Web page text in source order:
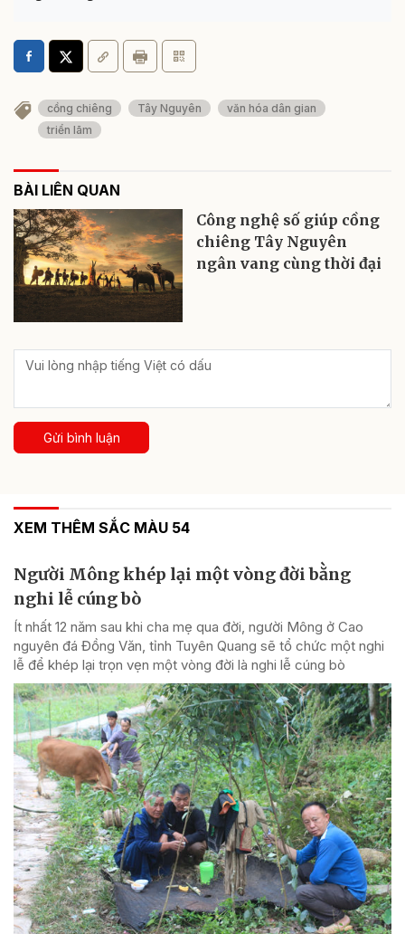
cồng chiêng Tây Nguyên
văn hóa dân gian
triển lãm
BÀI LIÊN QUAN
Công nghệ số giúp cồng
chiêng Tây Nguyên
ngân vang cùng thời đại
Gửi bình luận
XEM THÊM SẮC MÀU 54
Người Mông khép lại một vòng đời bằng
nghi lễ cúng bò
Ít nhất 12 năm sau khi cha mẹ qua đời, người Mông ở Cao
nguyên đá Đồng Văn, tỉnh Tuyên Quang sẽ tổ chức một nghi
lễ để khép lại trọn vẹn một vòng đời là nghi lễ cúng bò